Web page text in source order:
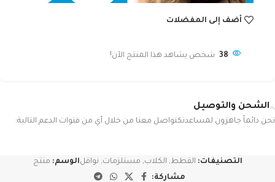
أضف إلى المفضلات
38 شخص يشاهد هذا المنتج الآن!
الشحن والتوصيل
نحن دائماً جاهزون لمساعدتكتواصل معنا من خلال أي من قنوات الدعم التالية:
التصنيفات: القطط, الكلاب, مستلزمات, نواقلالوسم: منتج
مشاركة: